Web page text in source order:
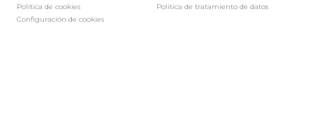
Política de cookies
Configuración de cookies
Politica de tratamiento de datos